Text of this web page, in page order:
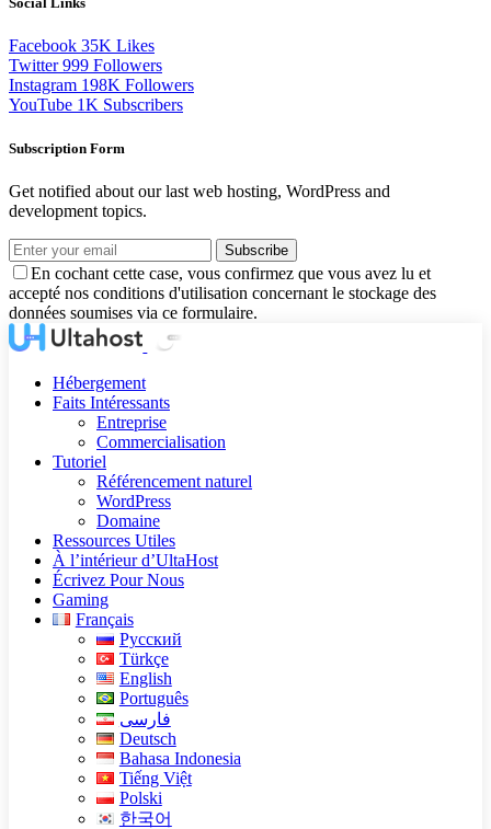
Facebook 35K Likes
Twitter 999 Followers
Instagram 198K Followers
YouTube 1K Subscribers
Subscription Form
Get notified about our last web hosting, WordPress and
development topics.
Subscribe
En cochant cette case, vous confirmez que vous avez lu et
accepté nos conditions d'utilisation concernant le stockage des
données soumises via ce formulaire.
Hébergement
Faits Intéressants
Entreprise
Commercialisation
Tutoriel
Référencement naturel
WordPress
Domaine
Ressources Utiles
À l’intérieur d’UltaHost
Écrivez Pour Nous
Gaming
Français
Русский
Türkçe
English
Português
فارسی
Deutsch
Bahasa Indonesia
Tiếng Việt
Polski
한국어